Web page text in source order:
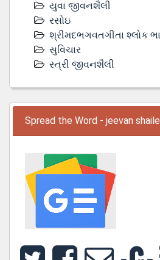
યુવા જીવનશૈલી
રસોઇ
શ્રીમદભગવતગીતા શ્લોક
સુવિચાર
સ્ત્રી જીવનશૈલી
Spread the Word - jeevan